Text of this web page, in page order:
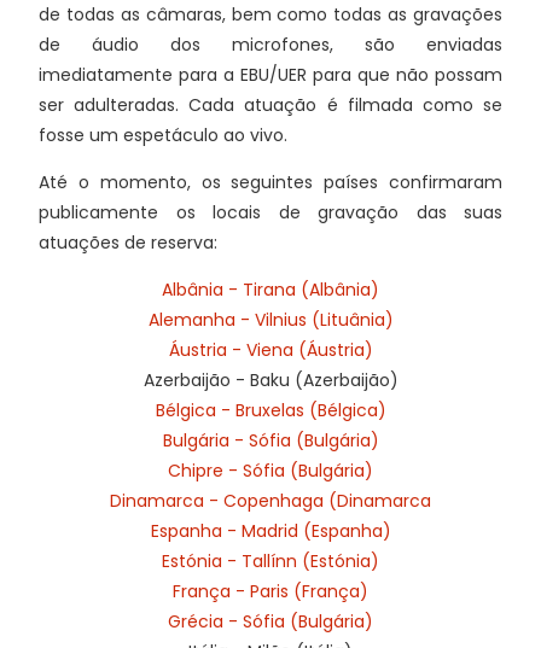
de todas as câmaras, bem como todas as gravações
de áudio dos microfones, são enviadas
imediatamente para a EBU/UER para que não possam
ser adulteradas. Cada atuação é filmada como se
fosse um espetáculo ao vivo.
Até o momento, os seguintes países confirmaram
publicamente os locais de gravação das suas
atuações de reserva:
Albânia - Tirana (Albânia)
Alemanha - Vilnius (Lituânia)
Áustria - Viena (Áustria)
Azerbaijão - Baku (Azerbaijão)
Bélgica - Bruxelas (Bélgica)
Bulgária - Sófia (Bulgária)
Chipre - Sófia (Bulgária)
Dinamarca - Copenhaga (Dinamarca
Espanha - Madrid (Espanha)
Estónia - Tallínn (Estónia)
França - Paris (França)
Grécia - Sófia (Bulgária)